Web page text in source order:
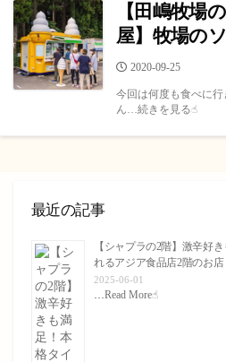
【田嶋牧場
屋】牧場の
公
日
2020-09-25
今回は何度も食べに
ん…続きを見る☝︎
最近の記事
【シャプラの2階】激辛好
れるアジア食品店2階のお店
2025-06-01
Read More☝︎